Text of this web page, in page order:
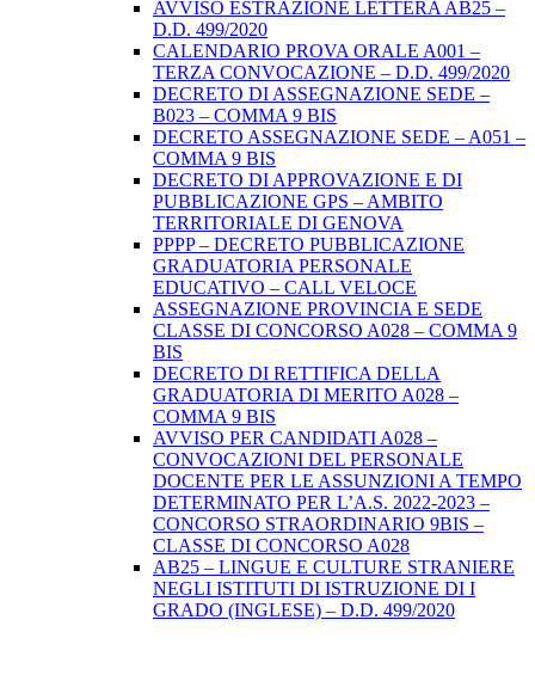
AVVISO ESTRAZIONE LETTERA AB25 –
D.D. 499/2020
CALENDARIO PROVA ORALE A001 –
TERZA CONVOCAZIONE – D.D. 499/2020
DECRETO DI ASSEGNAZIONE SEDE –
B023 – COMMA 9 BIS
DECRETO ASSEGNAZIONE SEDE – A051 –
COMMA 9 BIS
DECRETO DI APPROVAZIONE E DI
PUBBLICAZIONE GPS – AMBITO
TERRITORIALE DI GENOVA
PPPP – DECRETO PUBBLICAZIONE
GRADUATORIA PERSONALE
EDUCATIVO – CALL VELOCE
ASSEGNAZIONE PROVINCIA E SEDE
CLASSE DI CONCORSO A028 – COMMA 9
BIS
DECRETO DI RETTIFICA DELLA
GRADUATORIA DI MERITO A028 –
COMMA 9 BIS
AVVISO PER CANDIDATI A028 –
CONVOCAZIONI DEL PERSONALE
DOCENTE PER LE ASSUNZIONI A TEMPO
DETERMINATO PER L’A.S. 2022-2023 –
CONCORSO STRAORDINARIO 9BIS –
CLASSE DI CONCORSO A028
AB25 – LINGUE E CULTURE STRANIERE
NEGLI ISTITUTI DI ISTRUZIONE DI I
GRADO (INGLESE) – D.D. 499/2020